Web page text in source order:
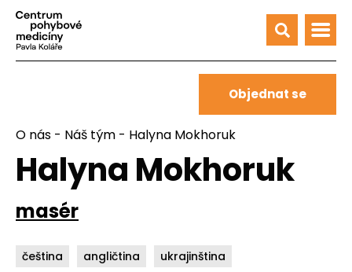
Objednat se
O nás - Náš tým - Halyna Mokhoruk
Halyna Mokhoruk
masér
čeština angličtina ukrajinština